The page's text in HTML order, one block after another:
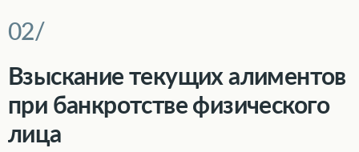
Взыскание текущих алиментов
при банкротстве физического
лица